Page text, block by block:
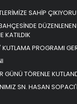
SAHİP
KATILDIK
"AHİLİK HAFTASI" KUTLAMA
GÜNÜ TÖRENLE
SN. HASAN